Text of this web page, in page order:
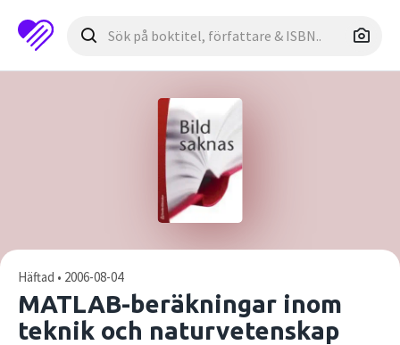
Häftad • 2006-08-04
MATLAB-beräkningar inom
teknik och naturvetenskap